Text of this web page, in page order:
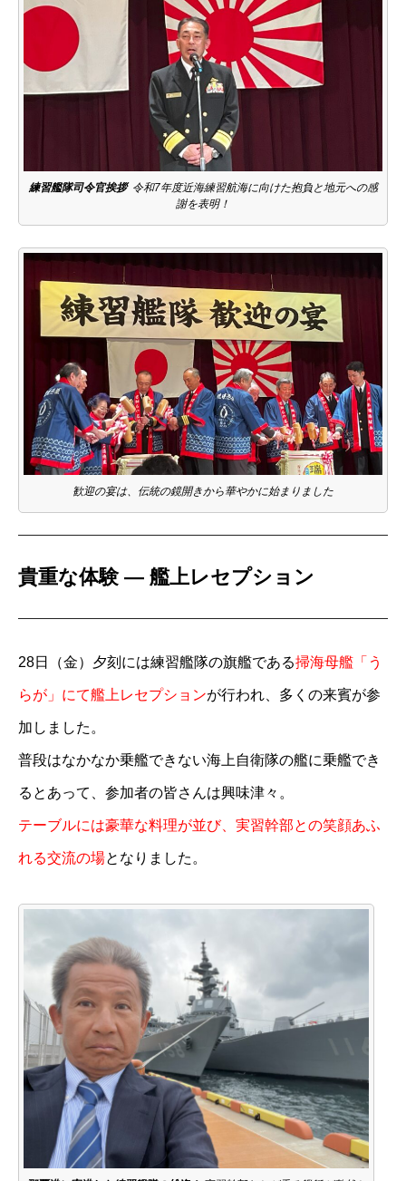
練習艦隊司令官挨拶 令和7年度近海練習航海に向けた抱負と地元への感
謝を表明！
歓迎の宴は、伝統の鏡開きから華やかに始まりました
貴重な体験 ― 艦上レセプション
28日（金）夕刻には練習艦隊の旗艦である掃海母艦「う
らが」にて艦上レセプションが行われ、多くの来賓が参
加しました。
普段はなかなか乗艦できない海上自衛隊の艦に乗艦でき
るとあって、参加者の皆さんは興味津々。
テーブルには豪華な料理が並び、実習幹部との笑顔あふ
れる交流の場となりました。